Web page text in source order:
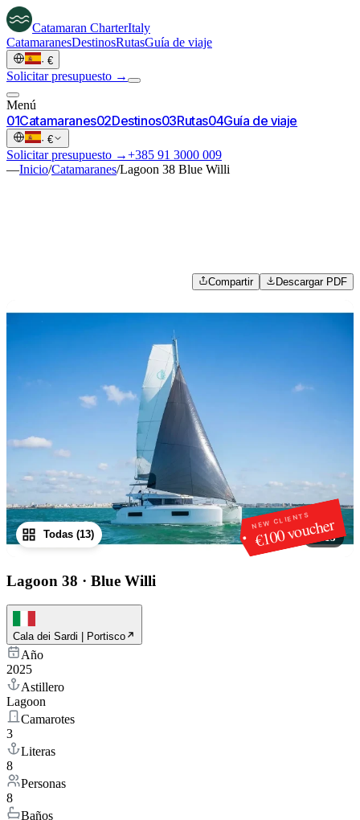
Catamaran CharterItaly
CatamaranesDestinosRutasGuía de viaje
· €
Solicitar presupuesto →
Menú
01Catamaranes02Destinos03Rutas04Guía de viaje
· €
Solicitar presupuesto →+385 91 3000 009
—Inicio/Catamaranes/Lagoon 38 Blue Willi
Compartir Descargar PDF
NEW CLIENTS
€100 voucher
1/13
Todas (13)
Lagoon 38 · Blue Willi
Cala dei Sardi | Portisco
Año
2025
Astillero
Lagoon
Camarotes
3
Literas
8
Personas
8
Baños